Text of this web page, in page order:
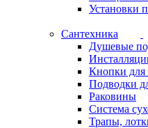
Установки
Сантехника
Душевые
Кнопки для
Подводки
Раковины
Система
Трапы,